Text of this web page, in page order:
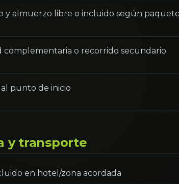
y almuerzo libre o incluido según
complementaria o recorrido secundario
punto de inicio
y transporte
en hotel/zona acordada